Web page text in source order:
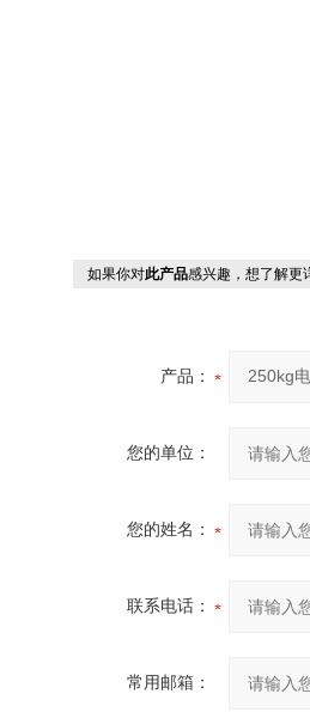
如果你对此产品感兴趣，想了解更
产品：
您的单位：
您的姓名：
联系电话：
常用邮箱：